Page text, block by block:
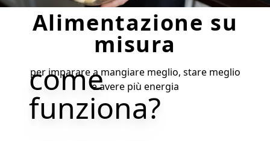
Alimentazione su
misura
per imparare a mangiare meglio, stare meglio
e avere più energia
come
funziona?